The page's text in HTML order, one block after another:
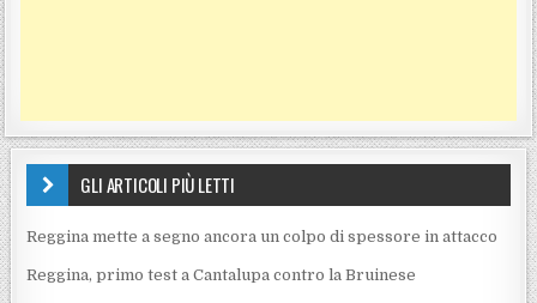
GLI ARTICOLI PIÙ LETTI
Reggina mette a segno ancora un colpo di spessore in attacco
Reggina, primo test a Cantalupa contro la Bruinese